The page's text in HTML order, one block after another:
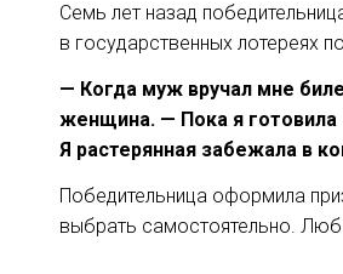
Семь лет назад
в государственных лотереях
— Когда муж вручал мне
женщина. — Пока я готовила
Я растерянная забежала в
Победительница оформила
выбрать самостоятельно.